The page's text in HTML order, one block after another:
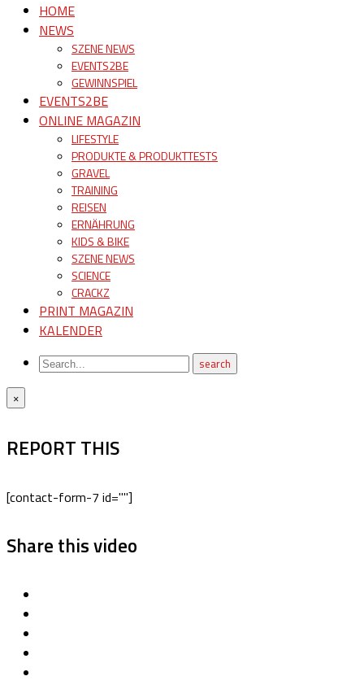
HOME
NEWS
SZENE NEWS
EVENTS2BE
GEWINNSPIEL
EVENTS2BE
ONLINE MAGAZIN
LIFESTYLE
PRODUKTE & PRODUKTTESTS
GRAVEL
TRAINING
REISEN
ERNÄHRUNG
KIDS & BIKE
SZENE NEWS
SCIENCE
CRACKZ
PRINT MAGAZIN
KALENDER
×
REPORT THIS
[contact-form-7 id=""]
Share this video